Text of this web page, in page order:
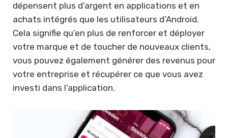
dépensent plus d’argent en applications et en
achats intégrés que les utilisateurs d’Android.
Cela signifie qu’en plus de renforcer et déployer
votre marque et de toucher de nouveaux clients,
vous pouvez également générer des revenus pour
votre entreprise et récupérer ce que vous avez
investi dans l’application.